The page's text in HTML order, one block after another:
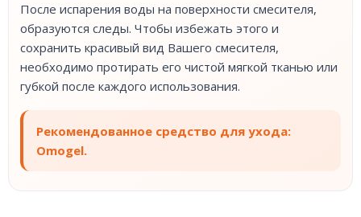
После испарения воды на поверхности смесителя,
образуются следы. Чтобы избежать этого и
сохранить красивый вид Вашего смесителя,
необходимо протирать его чистой мягкой тканью или
губкой после каждого использования.
Рекомендованное средство для ухода:
Omogel.